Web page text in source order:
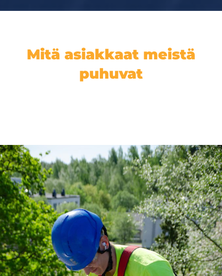
Mitä asiakkaat meistä
puhuvat